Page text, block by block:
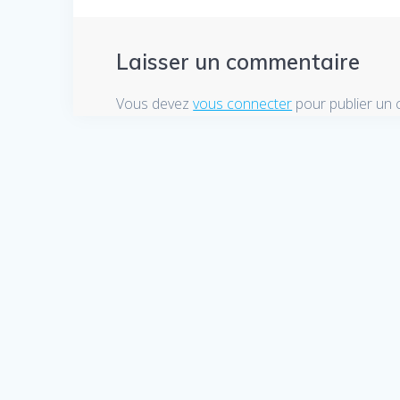
Laisser un commentaire
Vous devezvous connecter pour publier un